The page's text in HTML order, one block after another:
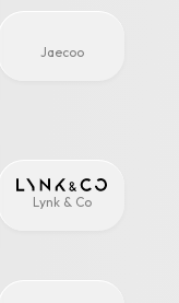
Jaecoo
Lynk & Co